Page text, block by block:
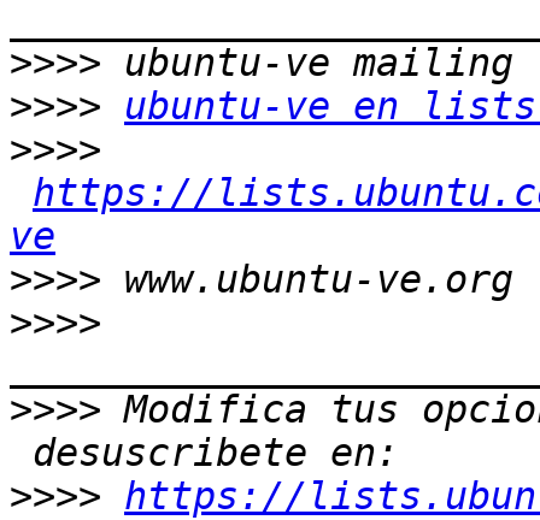
>>>>
>>>>
ubuntu-ve en
>>>>
https://
ve
>>>>
>>>>
>>>> Modifica tus
>>>> https://